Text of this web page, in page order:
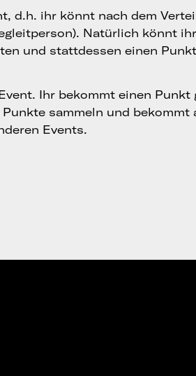
d.h. ihr könnt nach dem
Natürlich könnt
und stattdessen einen
Ihr bekommt einen Punkt
sammeln und bekommt
Events.